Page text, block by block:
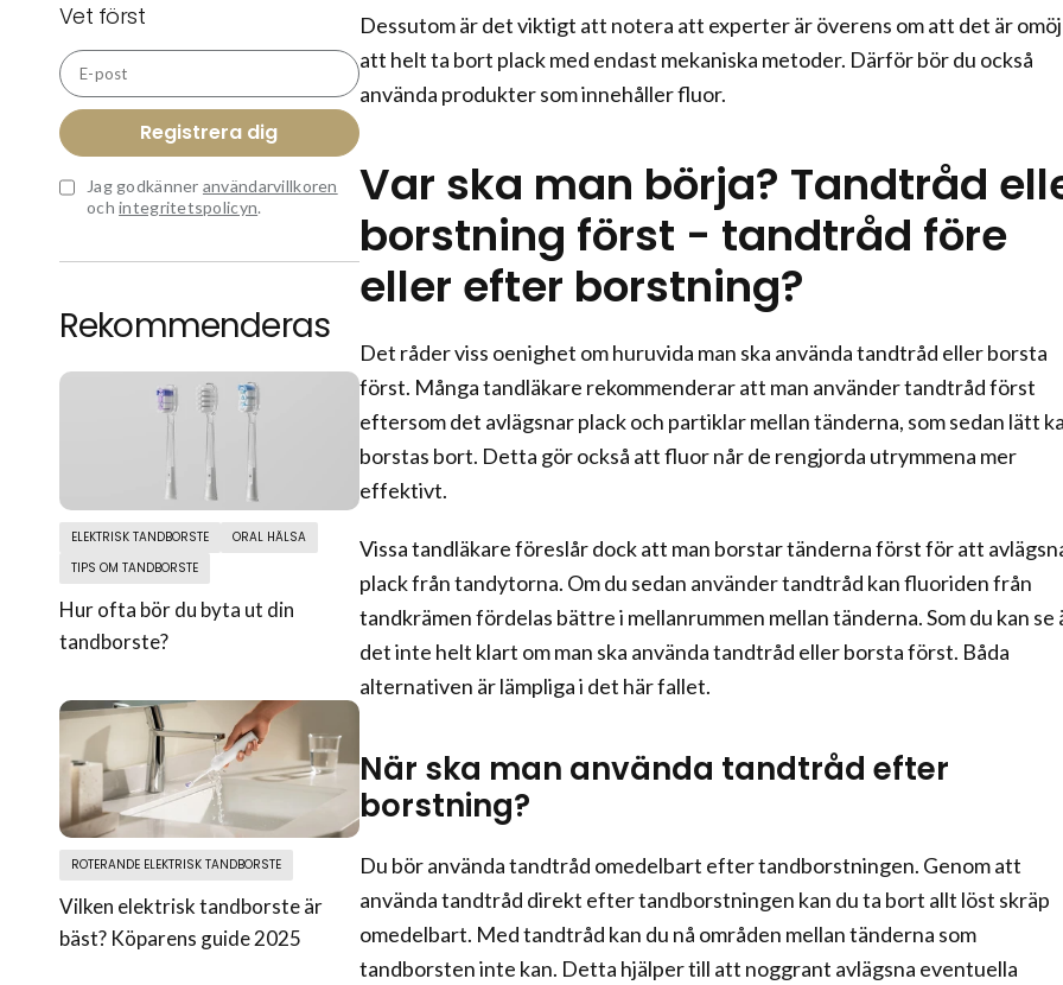
Vet först
E-post
Registrera dig
Jag godkänner användarvillkoren
ochintegritetspolicyn.
Rekommenderas
ELEKTRISK TANDBORSTE
ORAL HÄLSA
TIPS OM TANDBORSTE
Hur ofta bör du byta ut din
tandborste?
ROTERANDE ELEKTRISK TANDBORSTE
Vilken elektrisk tandborste är
bäst? Köparens guide 2025
Dessutom är det viktigt att notera att experter är överens om att det är
att helt ta bort plack med endast mekaniska metoder. Därför bör du också
använda produkter som innehåller fluor.
Var ska man börja? Tandtråd
borstning först - tandtråd före
eller efter borstning?
Det råder viss oenighet om huruvida man ska använda tandtråd eller borsta
först. Många tandläkare rekommenderar att man använder tandtråd först
eftersom det avlägsnar plack och partiklar mellan tänderna, som sedan lätt
borstas bort. Detta gör också att fluor når de rengjorda utrymmena mer
effektivt.
Vissa tandläkare föreslår dock att man borstar tänderna först för att
plack från tandytorna. Om du sedan använder tandtråd kan fluoriden från
tandkrämen fördelas bättre i mellanrummen mellan tänderna. Som du kan se
det inte helt klart om man ska använda tandtråd eller borsta först. Båda
alternativen är lämpliga i det här fallet.
När ska man använda tandtråd efter
borstning?
Du bör använda tandtråd omedelbart efter tandborstningen. Genom att
använda tandtråd direkt efter tandborstningen kan du ta bort allt löst skräp
omedelbart. Med tandtråd kan du nå områden mellan tänderna som
tandborsten inte kan. Detta hjälper till att noggrant avlägsna eventuella